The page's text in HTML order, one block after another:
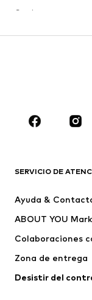
Camisetas
ROPA
Camisetas
Pantalones
Ropa interior
Trajes y chaquetas
SERVICIO DE
Ayuda &
ABOUT YOU
Colaboraciones
Zona de entrega
Desistir del